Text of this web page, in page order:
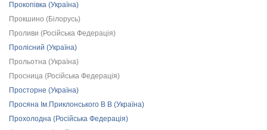
Прокопівка (Україна)
Прокшино (Білорусь)
Проливи (Російська Федерація)
Пролісний (Україна)
Прольотна (Україна)
Просница (Російська Федерація)
Просторне (Україна)
Просяна Ім.Приклонського В В (Україна)
Прохолодна (Російська Федерація)